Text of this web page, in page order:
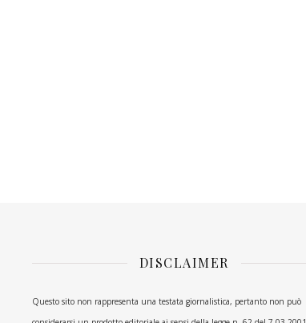
DISCLAIMER
Questo sito non rappresenta una testata giornalistica, pertanto non può